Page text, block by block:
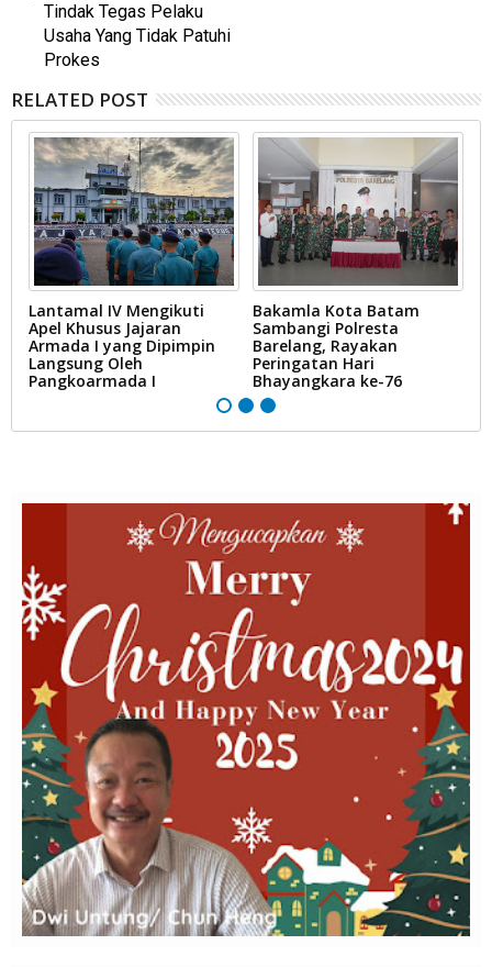
Tindak Tegas Pelaku
Usaha Yang Tidak Patuhi
Prokes
RELATED POST
Lantamal IV Mengikuti
Apel Khusus Jajaran
Armada I yang Dipimpin
Langsung Oleh
Pangkoarmada I
Bakamla Kota Batam
Sambangi Polresta
Barelang, Rayakan
Peringatan Hari
Bhayangkara ke-76